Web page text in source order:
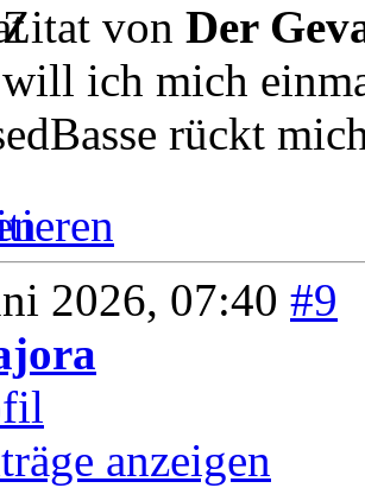
von Der
ich mich
rückt
2026, 07:40 #9
anzeigen